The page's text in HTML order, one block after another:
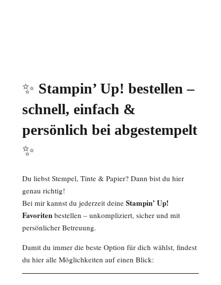
✨ Stampin’ Up! bestellen –
schnell, einfach &
persönlich bei abgestempelt
✨
Du liebst Stempel, Tinte & Papier? Dann bist du hier
genau richtig!
Bei mir kannst du jederzeit deine Stampin’ Up!
Favoriten bestellen – unkompliziert, sicher und mit
persönlicher Betreuung.
Damit du immer die beste Option für dich wählst, findest
du hier alle Möglichkeiten auf einen Blick: